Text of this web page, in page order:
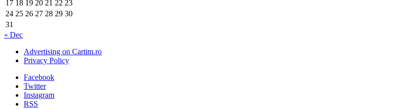
17 18 19 20 21 22 23
24 25 26 27 28 29 30
31
« Dec
Advertising on Cartim.ro
Privacy Policy
Facebook
Twitter
Instagram
RSS